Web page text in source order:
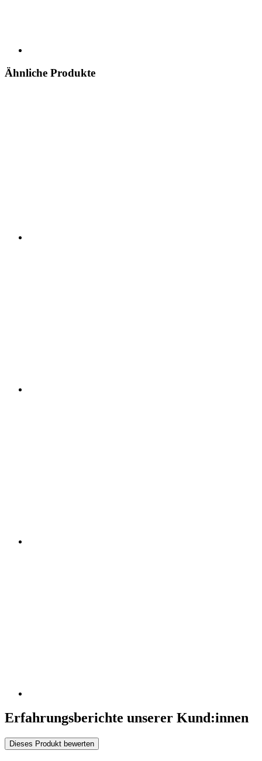
Ähnliche Produkte
Erfahrungsberichte unserer Kund:innen
Dieses Produkt bewerten